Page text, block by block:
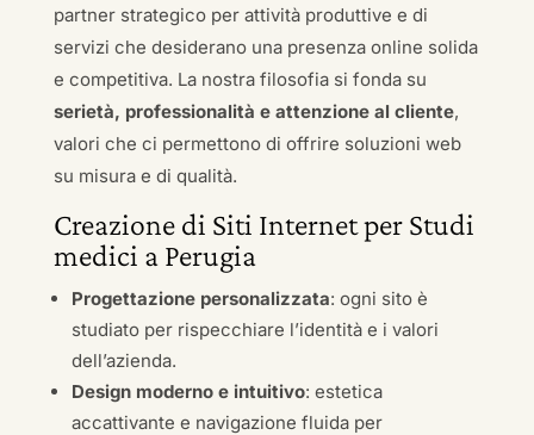
partner strategico per attività produttive e di
servizi che desiderano una presenza online solida
e competitiva. La nostra filosofia si fonda su
serietà, professionalità e attenzione al cliente,
valori che ci permettono di offrire soluzioni web
su misura e di qualità.
Creazione di Siti Internet per Studi
medici a Perugia
Progettazione personalizzata: ogni sito è
studiato per rispecchiare l’identità e i valori
dell’azienda.
Design moderno e intuitivo: estetica
accattivante e navigazione fluida per